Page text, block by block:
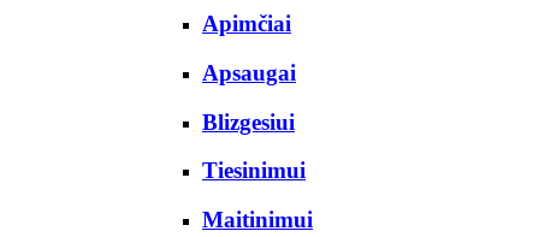
Apimčiai
Apsaugai
Blizgesiui
Tiesinimui
Maitinimui